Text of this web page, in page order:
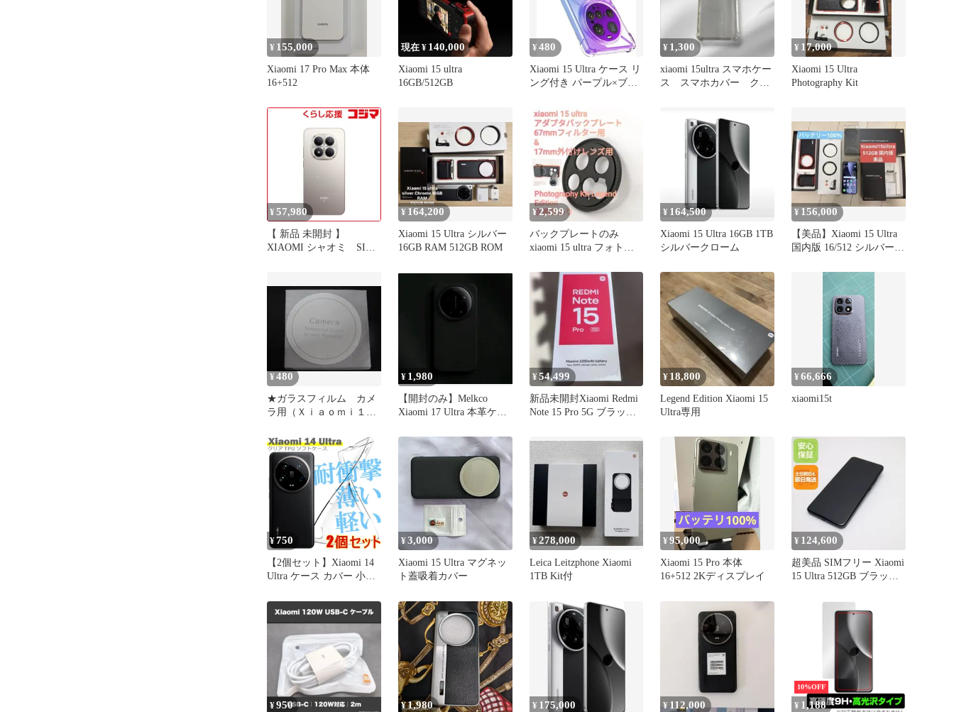
¥ 155,000
Xiaomi 17 Pro Max 本体
16+512
現在 ¥ 140,000
Xiaomi 15 ultra
16GB/512GB
¥ 480
Xiaomi 15 Ultra ケース リ
ング付き パープル×ブル
¥ 1,300
xiaomi 15ultra スマホケー
ス スマホカバー クリ
¥ 17,000
Xiaomi 15 Ultra
Photography Kit
¥ 57,980
【 新品 未開封 】
XIAOMI シャオミ SIM
＋256G Titanium Gray
MZB0LZ6JP 未使用 送料
¥ 164,200
Xiaomi 15 Ultra シルバー
16GB RAM 512GB ROM
¥2,599
バックプレートのみ
xiaomi 15 ultra フォトグ
¥ 164,500
Xiaomi 15 Ultra 16GB 1TB
シルバークローム
¥ 156,000
【美品】Xiaomi 15 Ultra
国内版 16/512 シルバーク
¥480
★ガラスフィルム カメ
ラ用（Ｘｉａｏｍｉ１５
５ウルトラ用）
¥ 1,980
【開封のみ】Melkco
Xiaomi 17 Ultra 本革ケー
¥54,499
新品未開封Xiaomi Redmi
Note 15 Pro 5G ブラック
¥ 18,800
Legend Edition Xiaomi 15
Ultra専用
¥66,666
xiaomi15t
¥750
【2個セット】Xiaomi 14
Ultra ケース カバー 小米
ホ 衝撃吸収 透明 クリア
シリコン ソフト TPU 耐
¥3,000
Xiaomi 15 Ultra マグネッ
ト蓋吸着カバー
¥278,000
Leica Leitzphone Xiaomi
1TB Kit付
¥95,000
Xiaomi 15 Pro 本体
16+512 2Kディスプレイ
¥ 124,600
超美品 SIMフリー Xiaomi
15 Ultra 512GB ブラック
土日祝発送OK
¥950 ¥1,980 ¥ 175,000 ¥ 112,000
10%OFF
¥ 1,188